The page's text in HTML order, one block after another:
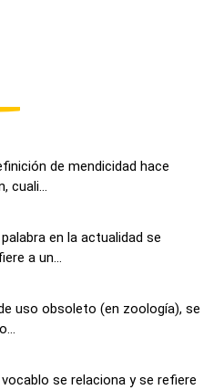
de mendicidad hace
cuali...
en la actualidad se
a un...
uso obsoleto (en zoología), se
se relaciona y se refiere